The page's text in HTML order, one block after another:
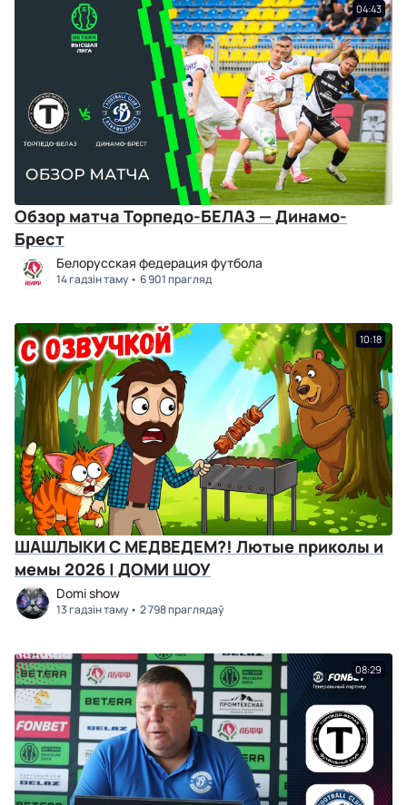
04:43
Обзор матча Торпедо-БЕЛАЗ — Динамо-
Брест
Белорусская федерация футбола
14 гадзін таму 6 901 прагляд
10:18
ШАШЛЫКИ С МЕДВЕДЕМ?! Лютые приколы и
мемы 2026 | ДОМИ ШОУ
Domi show
13 гадзін таму 2 798 праглядаў
08:29